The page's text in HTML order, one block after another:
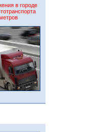
в городе